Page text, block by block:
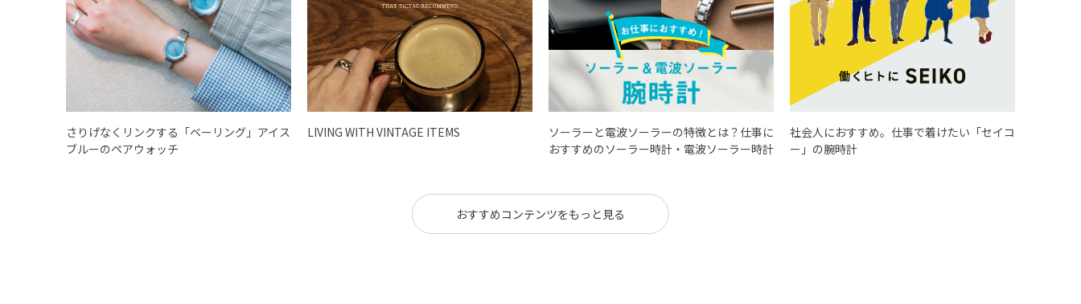
さりげなくリンクする「ベーリング」アイス
ブルーのペアウォッチ
LIVING WITH VINTAGE ITEMS
ソーラーと電波ソーラーの特徴とは？仕事に
おすすめのソーラー時計・電波ソーラー時計
社会人におすすめ。仕事で着けたい「セイコ
ー」の腕時計
おすすめコンテンツをもっと見る